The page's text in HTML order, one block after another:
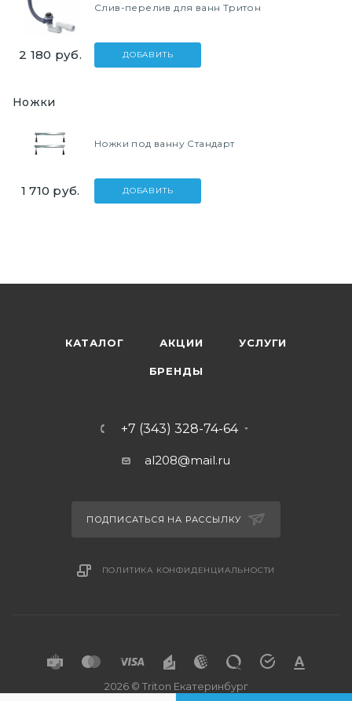
Слив-перелив для ванн Тритон
2 180 руб. ДОБАВИТЬ
Ножки
Ножки под ванну Стандарт
1 710 руб. ДОБАВИТЬ
КАТАЛОГ АКЦИИ УСЛУГИ
БРЕНДЫ
+7 (343) 328-74-64
al208@mail.ru
ПОДПИСАТЬСЯ НА РАССЫЛКУ
ПОЛИТИКА КОНФИДЕНЦИАЛЬНОСТИ
2026 © Triton Екатеринбург